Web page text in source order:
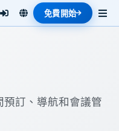
免費開始
訂、導航和會議管